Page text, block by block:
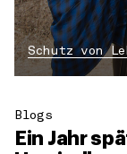
Schutz von
Blogs
Ein Jahr